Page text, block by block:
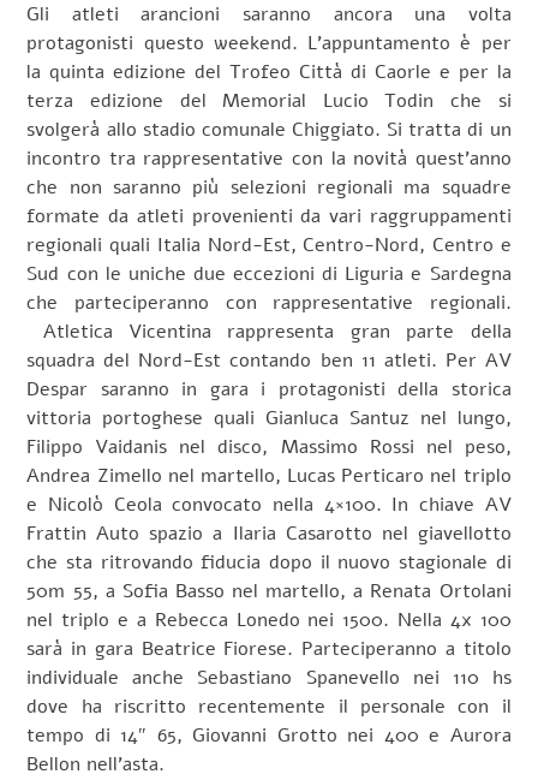
Gli atleti arancioni saranno ancora una volta
protagonisti questo weekend. L’appuntamento è per
la quinta edizione del Trofeo Città di Caorle e per la
terza edizione del Memorial Lucio Todin che si
svolgerà allo stadio comunale Chiggiato. Si tratta di un
incontro tra rappresentative con la novità quest’anno
che non saranno più selezioni regionali ma squadre
formate da atleti provenienti da vari raggruppamenti
regionali quali Italia Nord-Est, Centro-Nord, Centro e
Sud con le uniche due eccezioni di Liguria e Sardegna
che parteciperanno con rappresentative regionali.
Atletica Vicentina rappresenta gran parte della
squadra del Nord-Est contando ben 11 atleti. Per AV
Despar saranno in gara i protagonisti della storica
vittoria portoghese quali Gianluca Santuz nel lungo,
Filippo Vaidanis nel disco, Massimo Rossi nel peso,
Andrea Zimello nel martello, Lucas Perticaro nel triplo
e Nicolò Ceola convocato nella 4×100. In chiave AV
Frattin Auto spazio a Ilaria Casarotto nel giavellotto
che sta ritrovando fiducia dopo il nuovo stagionale di
50m 55, a Sofia Basso nel martello, a Renata Ortolani
nel triplo e a Rebecca Lonedo nei 1500. Nella 4x 100
sarà in gara Beatrice Fiorese. Parteciperanno a titolo
individuale anche Sebastiano Spanevello nei 110 hs
dove ha riscritto recentemente il personale con il
tempo di 14″ 65, Giovanni Grotto nei 400 e Aurora
Bellon nell’asta.